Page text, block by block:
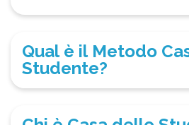
Qual è il Metodo
Studente?